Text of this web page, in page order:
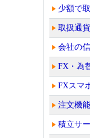
少額で
取扱通
会社の
FX・為
FXスマ
注文機
積立サ